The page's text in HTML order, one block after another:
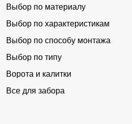
Выбор по материалу
Выбор по характеристикам
Выбор по способу монтажа
Выбор по типу
Ворота и калитки
Все для забора